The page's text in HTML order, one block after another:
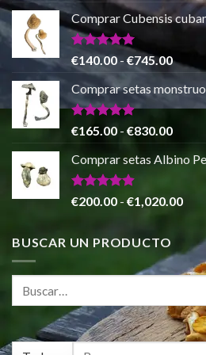
de 5
precio
original
era:
€80.00.
precio
actual
€55.00.
Comprar Cubensis
Valorado
con
5.00
de 5
€140.00-€745.00Rango
de
desde
hasta
Comprar setas
Valorado
de 5
€165.00 - €830.00Rango
Comprar setas Albino
Valorado
€200.00 - €1,020.00
BUSCAR UN PRODUCTO
Buscar